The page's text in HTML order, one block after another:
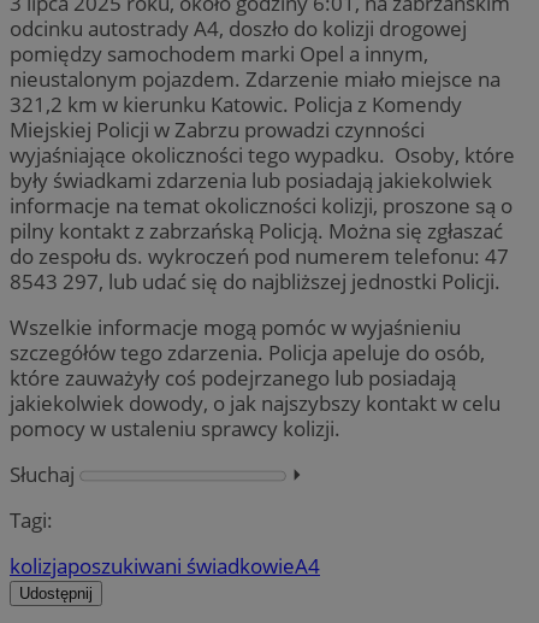
odcinku autostrady A4, doszło do kolizji drogowej
pomiędzy samochodem marki Opel a innym,
nieustalonym pojazdem. Zdarzenie miało miejsce na
321,2 km w kierunku Katowic. Policja z Komendy
Miejskiej Policji w Zabrzu prowadzi czynności
wyjaśniające okoliczności tego wypadku. Osoby, które
były świadkami zdarzenia lub posiadają jakiekolwiek
informacje na temat okoliczności kolizji, proszone są o
pilny kontakt z zabrzańską Policją. Można się zgłaszać
do zespołu ds. wykroczeń pod numerem telefonu: 47
8543 297, lub udać się do najbliższej jednostki Policji.
Wszelkie informacje mogą pomóc w wyjaśnieniu
szczegółów tego zdarzenia. Policja apeluje do osób,
które zauważyły coś podejrzanego lub posiadają
jakiekolwiek dowody, o jak najszybszy kontakt w celu
pomocy w ustaleniu sprawcy kolizji.
Słuchaj
⏵︎
Tagi:
kolizjaposzukiwani świadkowieA4
Udostępnij